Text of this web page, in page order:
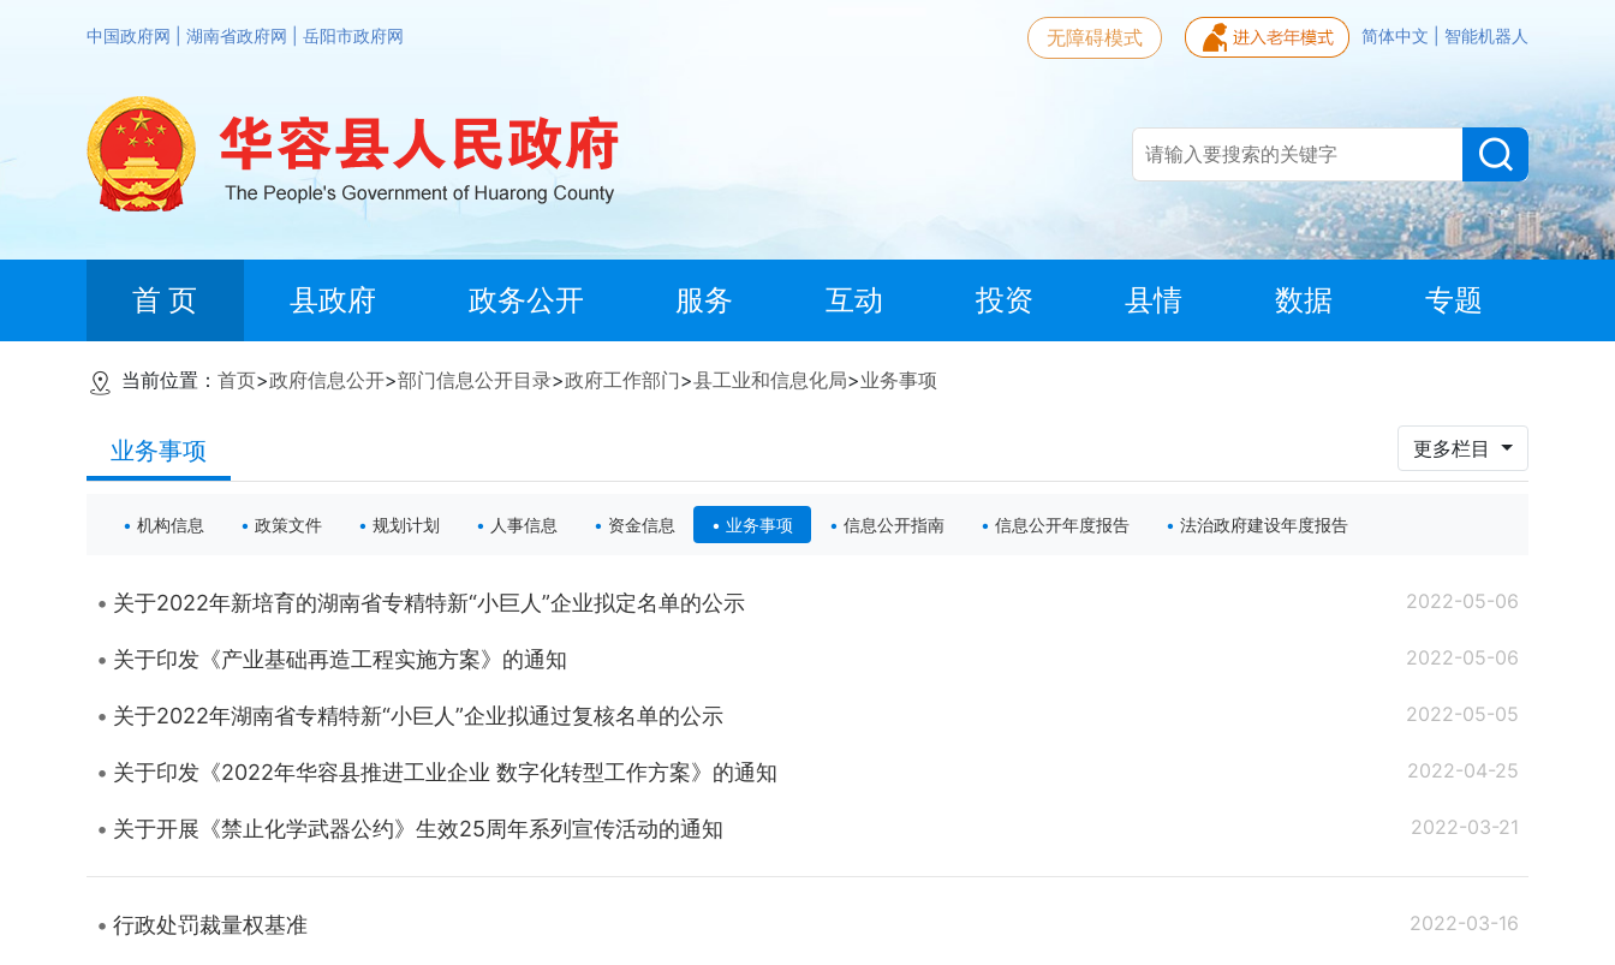
中国政府网 湖南省政府网 岳阳市政府网 简体中文 智能机器人
无障碍模式
首 页 县政府 政务公开 服务 互动 投资 县情 数据 专题
当前位置： 首页>政府信息公开>部门信息公开目录>政府工作部门>县工业和信息化局>业务事项
业务事项 更多栏目
机构信息 政策文件 规划计划 人事信息 资金信息 业务事项 信息公开指南 信息公开年度报告 法治政府建设年度报告
关于2022年新培育的湖南省专精特新“小巨人”企业拟定名单的公示 2022-05-06
关于印发《产业基础再造工程实施方案》的通知 2022-05-06
关于2022年湖南省专精特新“小巨人”企业拟通过复核名单的公示 2022-05-05
关于印发《2022年华容县推进工业企业 数字化转型工作方案》的通知 2022-04-25
关于开展《禁止化学武器公约》生效25周年系列宣传活动的通知 2022-03-21
行政处罚裁量权基准 2022-03-16